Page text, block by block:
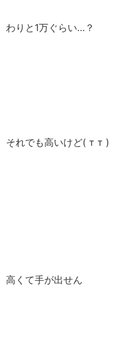
わりと1万ぐらい…？
それでも高いけど( т т )
高くて手が出せん